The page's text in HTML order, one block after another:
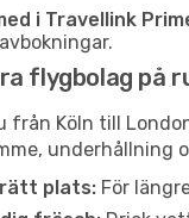
i Travellink
flygbolag på
från Köln till
underhållning
plats: För